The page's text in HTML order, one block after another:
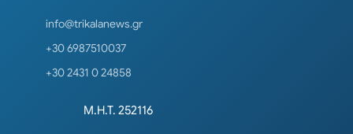
info@trikalanews.gr
+30 6987510037
+30 2431 0 24858
Μ.Η.Τ. 252116